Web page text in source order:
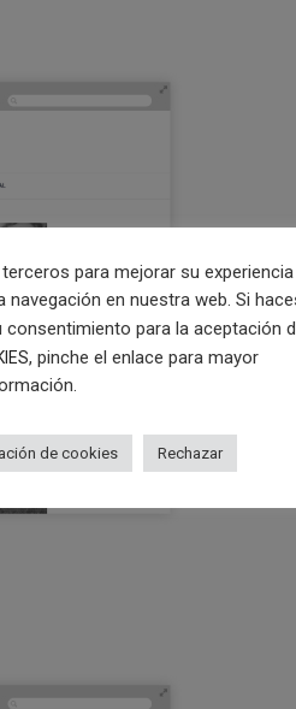
para mejorar su
en nuestra web. Si
consentimiento para la aceptación
, pinche el enlace para mayor
de cookies Rechazar